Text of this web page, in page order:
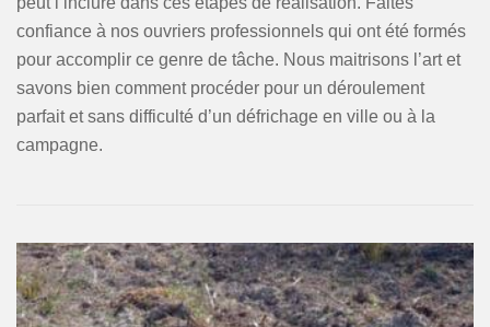
confiance à nos ouvriers professionnels qui ont été formés
pour accomplir ce genre de tâche. Nous maitrisons l’art et
savons bien comment procéder pour un déroulement
parfait et sans difficulté d’un défrichage en ville ou à la
campagne.